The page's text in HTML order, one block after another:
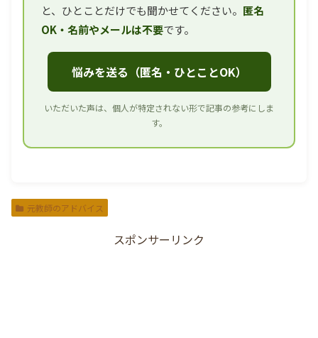
と、ひとことだけでも聞かせてください。 匿名
OK・名前やメールは不要です。
悩みを送る（匿名・ひとことOK）
いただいた声は、個人が特定されない形で記事の参考にしま
す。
元教師のアドバイス
スポンサーリンク